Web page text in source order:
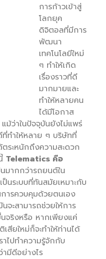
การก้าวเข้าสู่
โลกยุค
ดิจิตอลที่มีการ
พัฒนา
เทคโนโลยีใหม่
ๆ ทำให้เกิด
เรื่องราวที่ดี
มากมายและ
ทำให้หลายคน
ได้มีโอกาส
ว่าในปัจจุบันยังไม่แพร่
ทำให้หลาย ๆ บริษัทที่
ระหนักถึงความสะดวก
Telematics คือ
นมากกว่ารถยนต์ใน
นระบบที่ทันสมัยเหมาะกับ
ารควบคุมด้วยตนเอง
จะสามารถช่วยให้การ
จริงหรือ หากเพียงแค่
สียใหม่ก็จะทำให้ท่านได้
ไปทำความรู้จักกับ
มีดีอย่างไร